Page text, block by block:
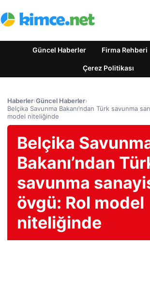
Güncel Haberler Firma Rehberi
Çerez Politikası
Haberler›Güncel Haberler›
Belçika Savunma Bakanı’ndan Türk savunma
model niteliğinde
Belçika
Bakanı’ndan
savunma
övgü: Rol model
niteliğinde